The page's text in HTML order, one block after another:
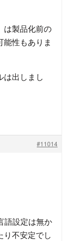
は製品化前の
性もありま
は出しまし
#11014
語設定は無か
り不安定でし